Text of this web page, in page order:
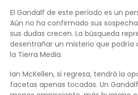
El Gandalf de este período es un
Aún no ha confirmado sus
sus dudas crecen. La búsqueda
desentrañar un misterio que podría
la Tierra Media.
Ian McKellen, si regresa, tendrá la
facetas apenas tocadas. Un